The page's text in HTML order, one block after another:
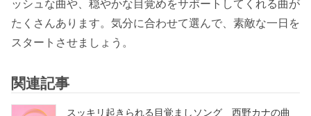
ッシュな曲や、穏やかな目覚めをサポートしてくれる曲が
たくさんあります。気分に合わせて選んで、素敵な一日を
スタートさせましょう。
関連記事
スッキリ起きられる目覚ましソング 西野カナの曲